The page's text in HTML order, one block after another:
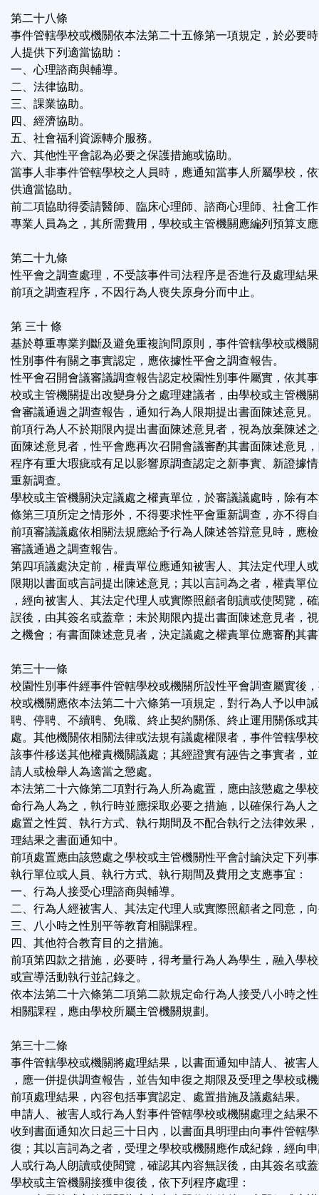
第二十八條
事件管轄學校或機關依本法第二十五條第一項規定，於必要
人提供下列適當協助：
一、心理諮商與輔導。
二、法律協助。
三、課業協助。
四、經濟協助。
五、社會福利資源轉介服務。
六、其他性平會認為必要之保護措施或協助。
當事人非事件管轄學校之人員時，應通知當事人所屬學校，
供適當協助。
前二項協助得委請醫師、臨床心理師、諮商心理師、社會工
專業人員為之，其所需費用，學校或主管機關應編列預算支
第二十九條
性平會之調查處理，不受該事件司法程序是否進行及處理結
前項之調查程序，不因行為人喪失原身分而中止。
第 三十 條
基於尊重專業判斷及避免重複詢問原則，事件管轄學校或機
性別事件有關之事實認定，應依據性平會之調查報告。
性平會召開會議審議調查報告認定校園性別事件屬實，依其
校或主管機關提出改變身分之處理建議者，由學校或主管機
會審議通過之調查報告，通知行為人限期提出書面陳述意見。
前項行為人不於期限內提出書面陳述意見者，視為放棄陳述
面陳述意見者，性平會應再次召開會議審酌其書面陳述意見
程序有重大瑕疵或有足以影響原調查認定之新事實、新證據
重新調查。
學校或主管機關決定議處之權責單位，於審議議處時，除有
條第三項所定之情形外，不得要求性平會重新調查，亦不得
前項審議議處依相關法規應給予行為人陳述答辯意見時，應
審議通過之調查報告。
第四項議處決定前，權責單位應通知被害人、其法定代理人
限期以書面或言詞提出陳述意見；其以言詞為之者，權責單
，經向被害人、其法定代理人或實際照顧者朗讀或使閱覽，
誤後，由其簽名或蓋章；未於期限內提出書面陳述意見者，
之機會；有書面陳述意見者，決定議處之權責單位應審酌其
第三十一條
校園性別事件經事件管轄學校或機關所設性平會調查屬實後
校或機關應依本法第二十六條第一項規定，對行為人予以申
聘、停聘、不續聘、免職、終止契約關係、終止運用關係或
處。其他機關依相關法律或法規有議處權限者，事件管轄學
該事件移送其他權責機關議處；其經證實有誣告之事實者，
請人或檢舉人為適當之懲處。
本法第二十六條第二項對行為人所為處置，應由該懲處之學
命行為人為之，執行時並應採取必要之措施，以確保行為人
處置之性質、執行方式、執行期間及不配合執行之法律效果
理結果之書面通知中。
前項處置應由該懲處之學校或主管機關性平會討論決定下列
執行單位或人員、執行方式、執行期間及費用之支應事宜：
一、行為人接受心理諮商與輔導。
二、行為人經被害人、其法定代理人或實際照顧者之同意，
三、八小時之性別平等教育相關課程。
四、其他符合教育目的之措施。
前項第四款之措施，必要時，得考量行為人為學生，融入學
或宣導活動執行並記錄之。
依本法第二十六條第二項第二款規定命行為人接受八小時之
相關課程，應由學校所屬主管機關規劃。
第三十二條
事件管轄學校或機關將處理結果，以書面通知申請人、被害
，應一併提供調查報告，並告知申復之期限及受理之學校或
前項處理結果，內容包括事實認定、處置措施及議處結果。
申請人、被害人或行為人對事件管轄學校或機關處理之結果
收到書面通知次日起三十日內，以書面具明理由向事件管轄
復；其以言詞為之者，受理之學校或機關應作成紀錄，經向
人或行為人朗讀或使閱覽，確認其內容無誤後，由其簽名或
學校或主管機關接獲申復後，依下列程序處理：